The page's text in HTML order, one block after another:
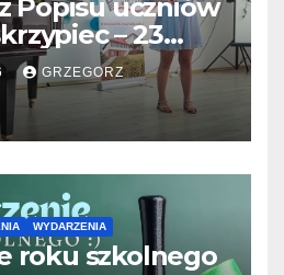
Popisu uczniów
– 23
GRZEGORZ
WYDARZENIA
roku szkolnego